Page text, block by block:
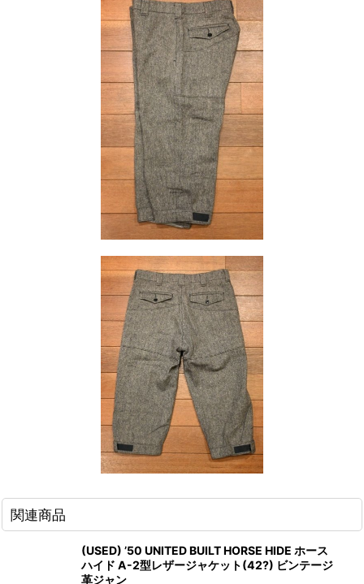
関連商品
(USED) ’50 UNITED BUILT HORSE HIDE ホース
ハイド A-2型レザージャケット(42?) ビンテージ
革ジャン